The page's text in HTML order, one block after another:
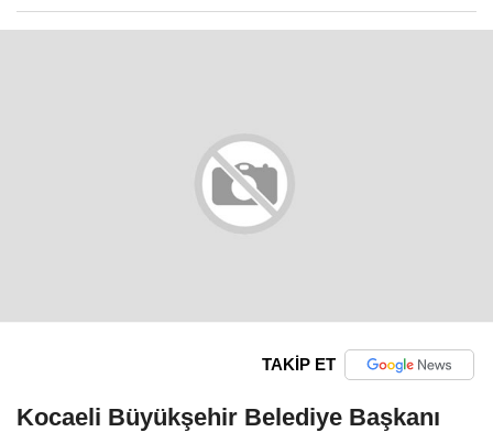
TAKİP ET
Kocaeli Büyükşehir Belediye Başkanı